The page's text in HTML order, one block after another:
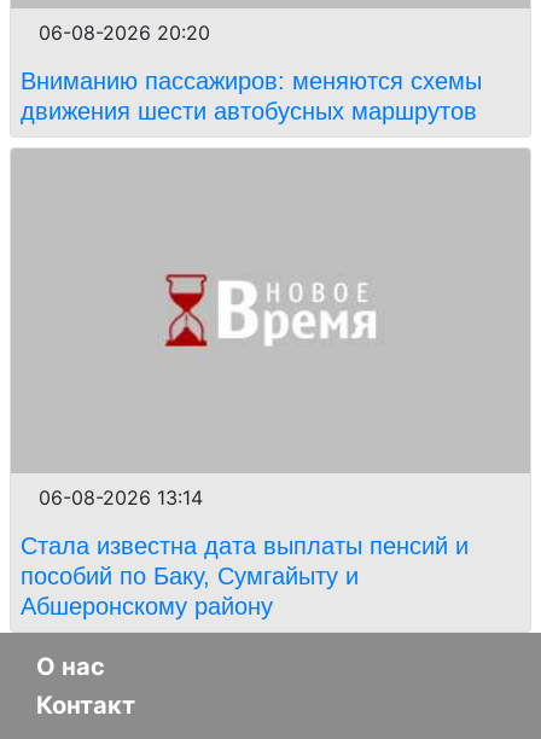
06-08-2026 20:20
Вниманию пассажиров: меняются схемы
движения шести автобусных маршрутов
06-08-2026 13:14
Стала известна дата выплаты пенсий и
пособий по Баку, Сумгайыту и
Абшеронскому району
О нас
Контакт